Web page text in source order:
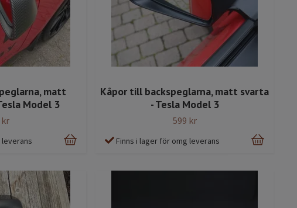
matt
Model 3
kr
Kåpor till backspeglarna, matt svarta
- Tesla Model 3
599 kr
Finns i lager för omg leverans